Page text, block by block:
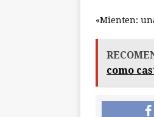
«Mienten:
como